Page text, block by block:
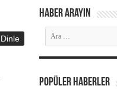
Dinle
Haber Arayın
Popüler Haberler